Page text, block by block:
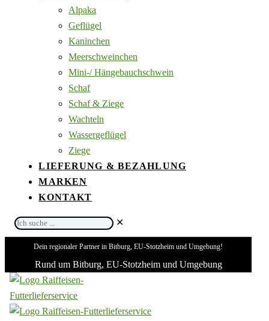
Alpaka
Geflügel
Kaninchen
Meerschweinchen
Mini-/ Hängebauchschwein
Schaf
Schaf & Ziege
Wachteln
Wassergeflügel
Ziege
LIEFERUNG & BEZAHLUNG
MARKEN
KONTAKT
Ich
suche
✕
Dein regionaler Partner in Bitburg, EU-Stotzheim und Umgebung!
Rund um Bitburg, EU-Stotzheim und Umgebung